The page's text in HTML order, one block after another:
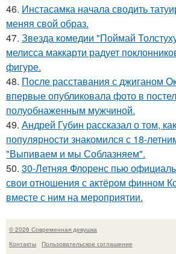
46. Инстасамка начала сводить
меняя свой образ.
47. Звезда комедии "Поймай
мелисса маккарти радует
фигуре.
48. После расставания с джиганом
впервые опубликовала фото в
полуобнаженным мужчиной.
49. Андрей Губин рассказал о том,
популярности знакомился с 18-
"Выпиваем и мы Соблазняем".
50. 30-Летняя Флоренс пью
свои отношения с актёром финном
вместе с ним на мероприятии.
© 2026 Современная девушка
Контакты
Пользовательское соглашение